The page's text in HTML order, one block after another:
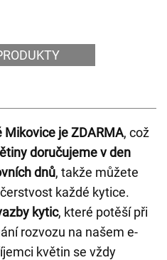
je ZDARMA, což
doručujeme v den
dnů, takže můžete
každé kytice.
kytic, které potěší při
rozvozu na našem e-
květin se vždy